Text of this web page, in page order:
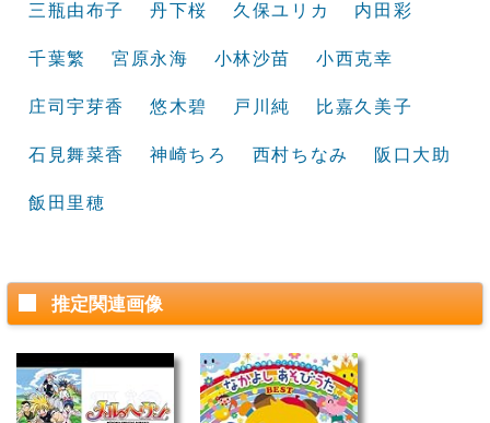
三瓶由布子 丹下桜 久保ユリカ 内田彩
千葉繁 宮原永海 小林沙苗 小西克幸
庄司宇芽香 悠木碧 戸川純 比嘉久美子
石見舞菜香 神崎ちろ 西村ちなみ 阪口大助
飯田里穂
推定関連画像